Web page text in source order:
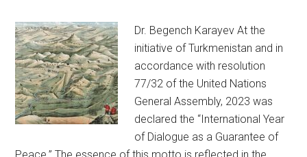
Dr. Begench Karayev At the
initiative of Turkmenistan and in
accordance with resolution
77/32 of the United Nations
General Assembly, 2023 was
declared the “International Year
of Dialogue as a Guarantee of